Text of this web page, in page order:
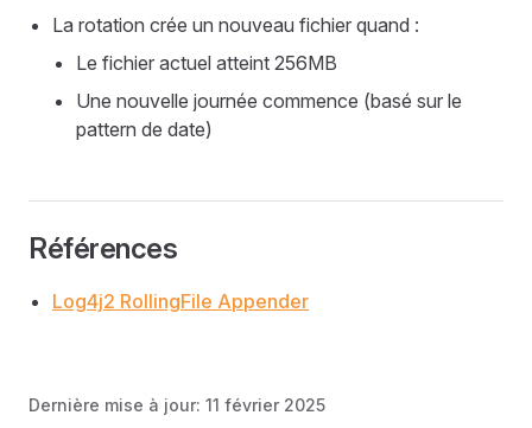
La rotation crée un nouveau fichier quand :
Le fichier actuel atteint 256MB
Une nouvelle journée commence (basé sur le
pattern de date)
Références
Log4j2 RollingFile Appender
Dernière mise à jour: 11 février 2025